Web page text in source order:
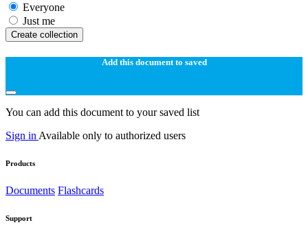
Everyone
Just me
Create collection
Add this document to saved
You can add this document to your saved list
Sign in Available only to authorized users
Products
Documents Flashcards
Support